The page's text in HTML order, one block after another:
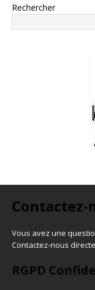
Rechercher
Contactez-
Vous avez une
Contactez-nous
RGPD